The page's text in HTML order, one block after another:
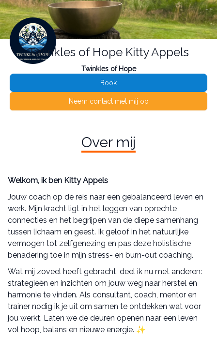
Twinkles of Hope Kitty Appels
Twinkles of Hope
Book
Neem contact met mij op
Over mij
Welkom, ik ben Kitty Appels
Jouw coach op de reis naar een gebalanceerd leven en
werk. Mijn kracht ligt in het leggen van oprechte
connecties en het begrijpen van de diepe samenhang
tussen lichaam en geest. Ik geloof in het natuurlijke
vermogen tot zelfgenezing en pas deze holistische
benadering toe in mijn stress- en burn-out coaching.
Wat mij zoveel heeft gebracht, deel ik nu met anderen:
strategieën en inzichten om jouw weg naar herstel en
harmonie te vinden. Als consultant, coach, mentor en
trainer nodig ik je uit om samen te ontdekken wat voor
jou werkt. Laten we de deuren openen naar een leven
vol hoop, balans en nieuwe energie. ✨